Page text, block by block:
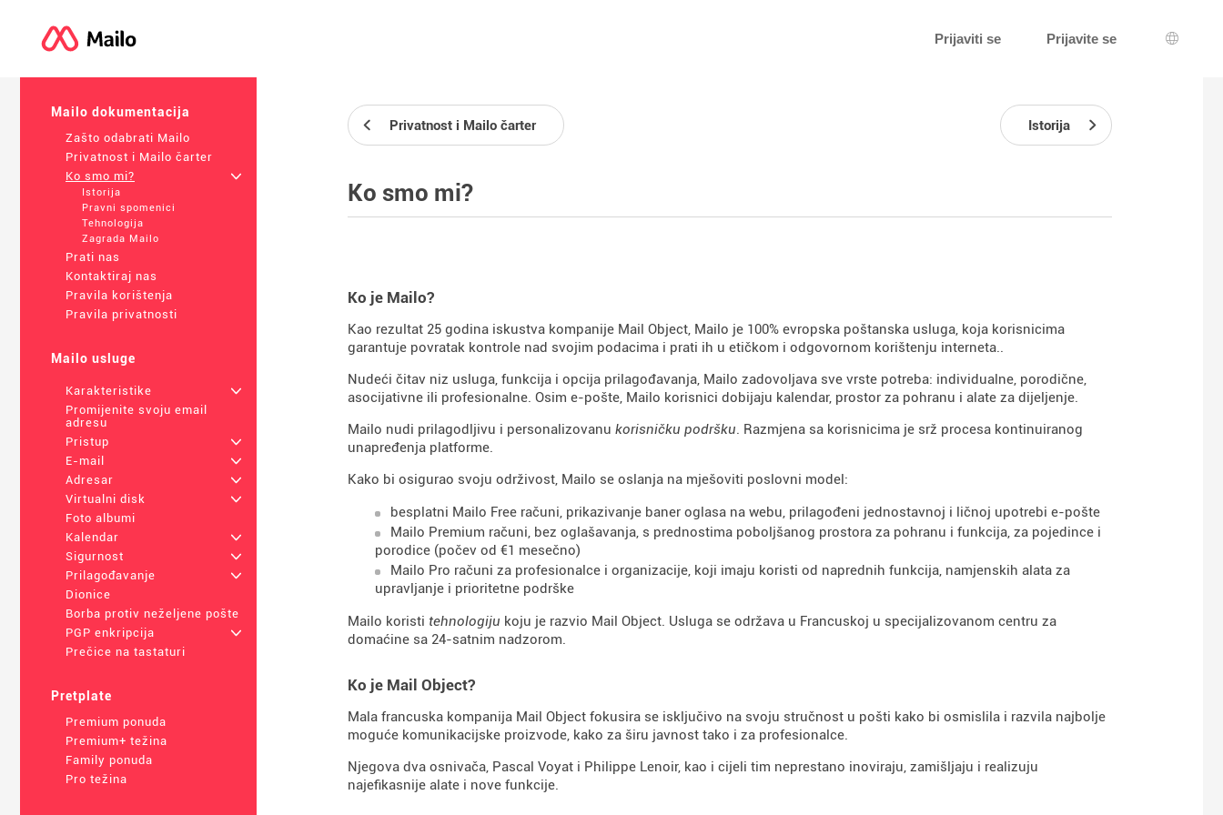
Prijaviti se Prijavite se
Izbor
Mailo dokumentacija
Zašto odabrati Mailo
Privatnost i Mailo čarter
Ko smo mi?
+
Istorija
Pravni spomenici
Tehnologija
Zagrada Mailo
Prati nas
Kontaktiraj nas
Pravila korištenja
Pravila privatnosti
Mailo usluge
Karakteristike
+
Promijenite svoju email
adresu
Pristup
+
E-mail
+
Adresar
+
Virtualni disk
+
Foto albumi
Kalendar
+
Sigurnost
+
Prilagođavanje
+
Dionice
Borba protiv neželjene pošte
PGP enkripcija
+
Prečice na tastaturi
Pretplate
Premium ponuda
Premium+ težina
Family ponuda
Pro težina
Privatnost i Mailo čarter Istorija
Ko smo mi?
Ko je Mailo?
Kao rezultat 25 godina iskustva kompanije Mail Object, Mailo je 100% evropska poštanska usluga, koja korisnicima
garantuje povratak kontrole nad svojim podacima i prati ih u etičkom i odgovornom korištenju interneta..
Nudeći čitav niz usluga, funkcija i opcija prilagođavanja, Mailo zadovoljava sve vrste potreba: individualne, porodične,
asocijativne ili profesionalne. Osim e-pošte, Mailo korisnici dobijaju kalendar, prostor za pohranu i alate za dijeljenje.
Mailo nudi prilagodljivu i personalizovanu korisničku podršku. Razmjena sa korisnicima je srž procesa kontinuiranog
unapređenja platforme.
Kako bi osigurao svoju održivost, Mailo se oslanja na mješoviti poslovni model:
besplatni Mailo Free računi, prikazivanje baner oglasa na webu, prilagođeni jednostavnoj i ličnoj upotrebi e-pošte
Mailo Premium računi, bez oglašavanja, s prednostima poboljšanog prostora za pohranu i funkcija, za pojedince i
porodice (počev od €1 mesečno)
Mailo Pro računi za profesionalce i organizacije, koji imaju koristi od naprednih funkcija, namjenskih alata za
upravljanje i prioritetne podrške
Mailo koristi tehnologiju koju je razvio Mail Object. Usluga se održava u Francuskoj u specijalizovanom centru za
domaćine sa 24-satnim nadzorom.
Ko je Mail Object?
Mala francuska kompanija Mail Object fokusira se isključivo na svoju stručnost u pošti kako bi osmislila i razvila najbolje
moguće komunikacijske proizvode, kako za širu javnost tako i za profesionalce.
Njegova dva osnivača, Pascal Voyat i Philippe Lenoir, kao i cijeli tim neprestano inoviraju, zamišljaju i realizuju
najefikasnije alate i nove funkcije.